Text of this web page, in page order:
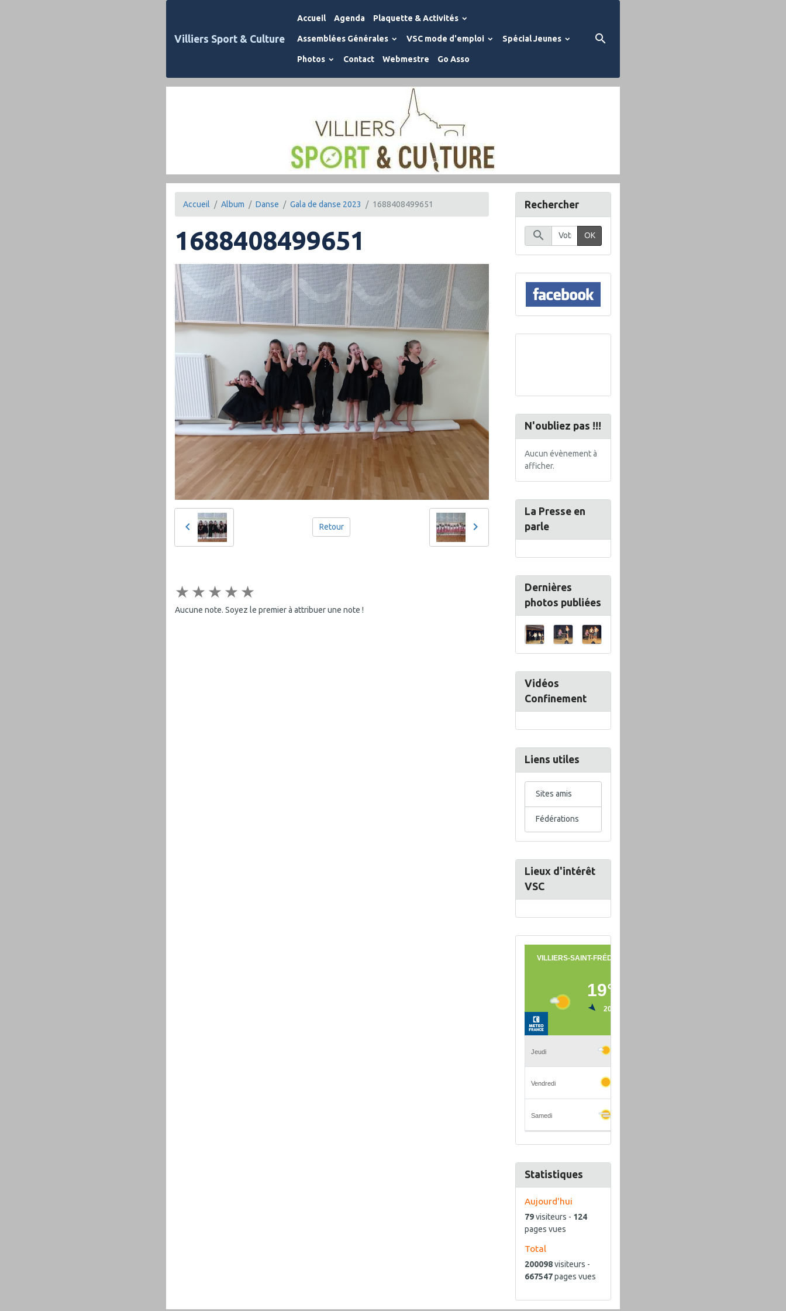
Villiers Sport & Culture
Accueil Agenda Plaquette & Activités
Assemblées Générales VSC mode d'emploi Spécial Jeunes
Photos Contact Webmestre Go Asso
Accueil Album Danse Gala de danse 2023 1688408499651
1688408499651
Retour
★ ★ ★ ★ ★
Aucune note. Soyez le premier à attribuer une note !
Rechercher
OK
N'oubliez pas !!!
Aucun évènement à
afficher.
La Presse en
parle
Dernières
photos publiées
Vidéos
Confinement
Liens utiles
Sites amis
Fédérations
Lieux d'intérêt
VSC
Statistiques
Aujourd'hui
79visiteurs - 124
pages vues
Total
200098visiteurs -
667547pages vues